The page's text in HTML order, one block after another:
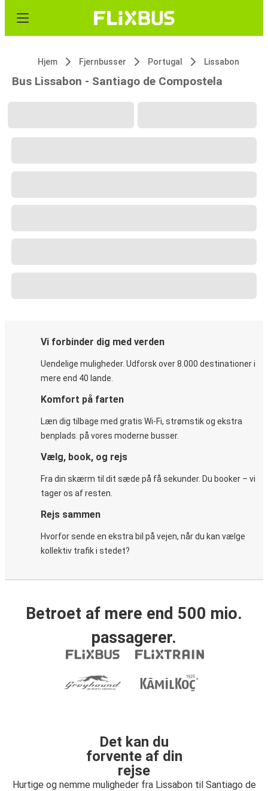
Hjem Fjernbusser Portugal Lissabon
Bus Lissabon - Santiago de Compostela
Vi forbinder dig med verden
Uendelige muligheder. Udforsk over 8.000 destinationer i
mere end 40 lande.
Komfort på farten
Læn dig tilbage med gratis Wi-Fi, strømstik og ekstra
benplads. på vores moderne busser.
Vælg, book, og rejs
Fra din skærm til dit sæde på få sekunder. Du booker – vi
tager os af resten.
Rejs sammen
Hvorfor sende en ekstra bil på vejen, når du kan vælge
kollektiv trafik i stedet?
Betroet af mere end 500 mio.
passagerer.
Det kan du
forvente af din
rejse
Hurtige og nemme muligheder fra Lissabon til Santiago de